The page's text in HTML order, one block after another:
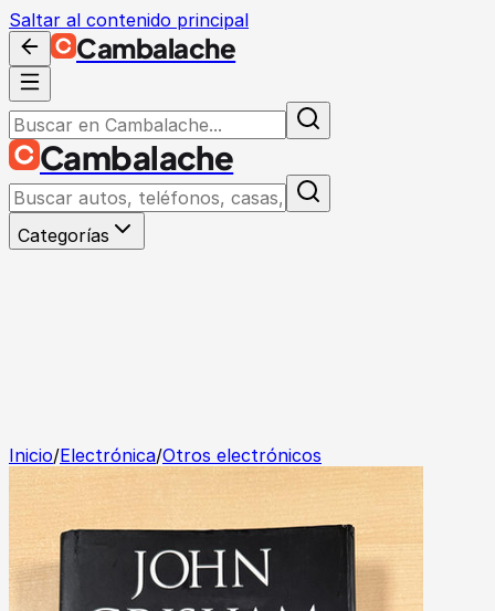
Saltar al contenido principal
Cambalache
Cambalache
Categorías
Inicio/Electrónica/Otros electrónicos